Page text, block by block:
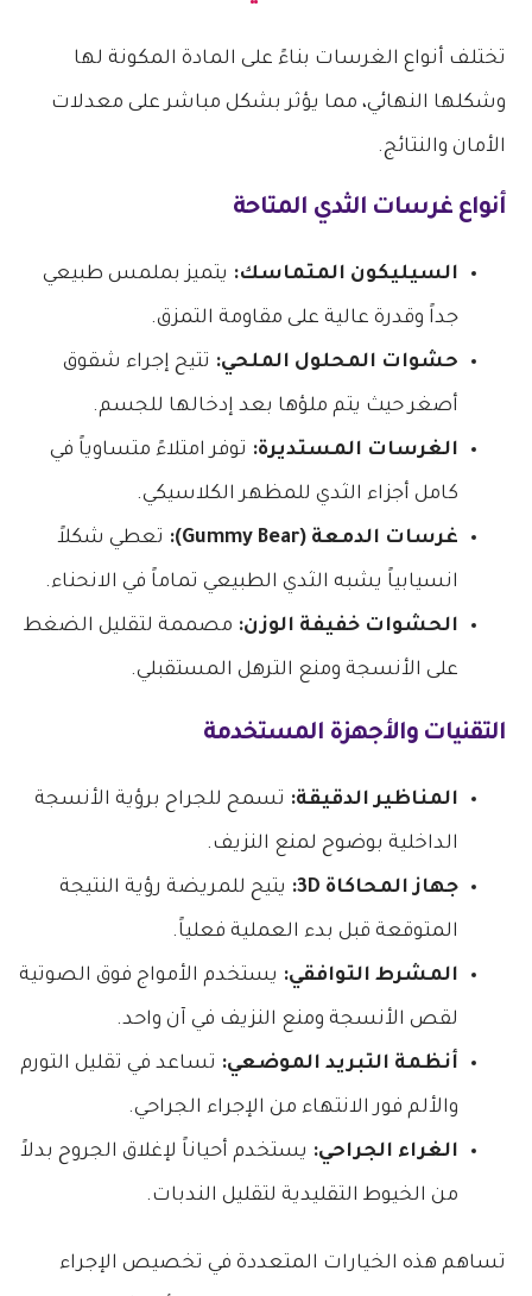
تختلف أنواع الغرسات بناءً على المادة المكونة لها
وشكلها النهائي، مما يؤثر بشكل مباشر على معدلات
الأمان والنتائج.
أنواع غرسات الثدي المتاحة
السيليكون المتماسك: يتميز بملمس طبيعي
جداً وقدرة عالية على مقاومة التمزق.
حشوات المحلول الملحي: تتيح إجراء شقوق
أصغر حيث يتم ملؤها بعد إدخالها للجسم.
الغرسات المستديرة: توفر امتلاءً متساوياً في
كامل أجزاء الثدي للمظهر الكلاسيكي.
غرسات الدمعة (Gummy Bear): تعطي شكلاً
انسيابياً يشبه الثدي الطبيعي تماماً في الانحناء.
الحشوات خفيفة الوزن: مصممة لتقليل الضغط
على الأنسجة ومنع الترهل المستقبلي.
التقنيات والأجهزة المستخدمة
المناظير الدقيقة: تسمح للجراح برؤية الأنسجة
الداخلية بوضوح لمنع النزيف.
جهاز المحاكاة 3D: يتيح للمريضة رؤية النتيجة
المتوقعة قبل بدء العملية فعلياً.
المشرط التوافقي: يستخدم الأمواج فوق الصوتية
لقص الأنسجة ومنع النزيف في آن واحد.
أنظمة التبريد الموضعي: تساعد في تقليل التورم
والألم فور الانتهاء من الإجراء الجراحي.
الغراء الجراحي: يستخدم أحياناً لإغلاق الجروح بدلاً
من الخيوط التقليدية لتقليل الندبات.
تساهم هذه الخيارات المتعددة في تخصيص الإجراء